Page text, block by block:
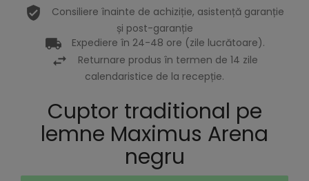
Consiliere înainte de achiziție, asistență garanție
și post-garanție
Expediere în 24-48 ore (zile lucrătoare).
Returnare produs în termen de 14 zile
calendaristice de la recepție.
Cuptor traditional pe
lemne Maximus Arena
negru